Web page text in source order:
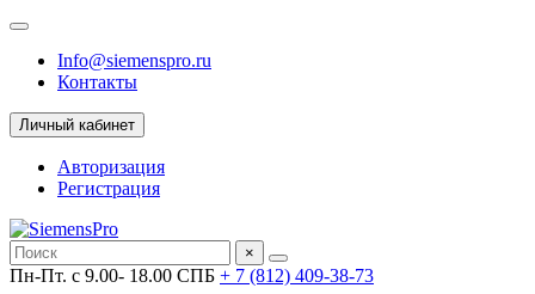
Info@siemenspro.ru
Контакты
Личный кабинет
Авторизация
Регистрация
×
Пн-Пт. с 9.00- 18.00 СПБ + 7 (812) 409-38-73